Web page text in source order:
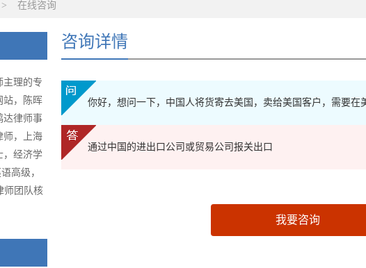
> 在线咨询
主理的专
站，陈晖
达律师事
师，上海
，经济学
高级，
师团队核
咨询详情
你好，想问一下，中国人将货寄去美国，卖给美国客户，需要在
通过中国的进出口公司或贸易公司报关出口
我要咨询